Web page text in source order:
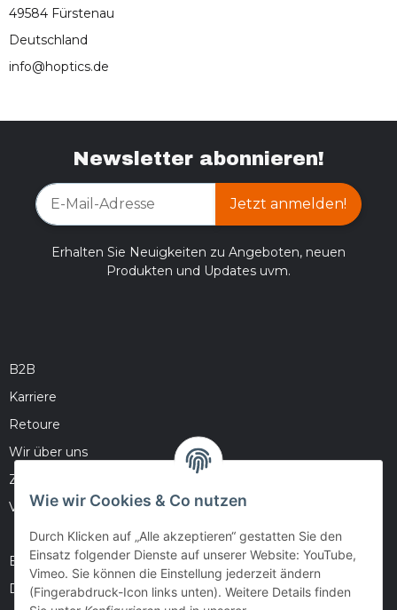
49584 Fürstenau
Deutschland
info@hoptics.de
Newsletter abonnieren!
Jetzt anmelden!
Erhalten Sie Neuigkeiten zu Angeboten, neuen
Produkten und Updates uvm.
B2B
Karriere
Retoure
Wir über uns
Zahlungsmöglichkeiten
Versandinformationen
Barrierefreiheitserklärung
Datenschutz
Wie wir Cookies & Co nutzen
Durch Klicken auf „Alle akzeptieren“ gestatten Sie den
Einsatz folgender Dienste auf unserer Website: YouTube,
Vimeo. Sie können die Einstellung jederzeit ändern
(Fingerabdruck-Icon links unten). Weitere Details finden